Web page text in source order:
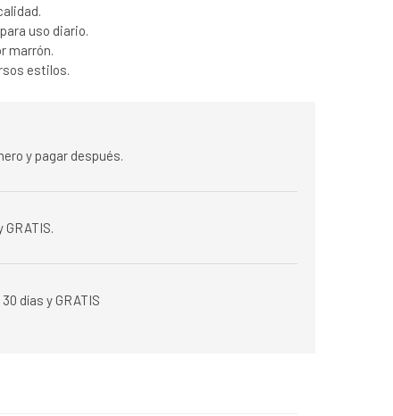
uso diario.
marrón.
estilos.
y pagar después.
días y GRATIS